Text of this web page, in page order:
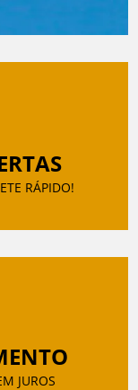
RÁPIDO!
JUROS